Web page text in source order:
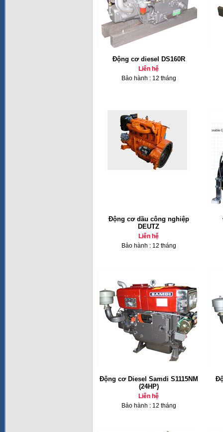
Động cơ diesel DS160R
Liên hệ
Bảo hành : 12 tháng
Động cơ dầu công nghiệp
DEUTZ
Liên hệ
Bảo hành : 12 tháng
Động cơ Diesel Samdi S1115NM
(24HP)
Liên hệ
Bảo hành : 12 tháng